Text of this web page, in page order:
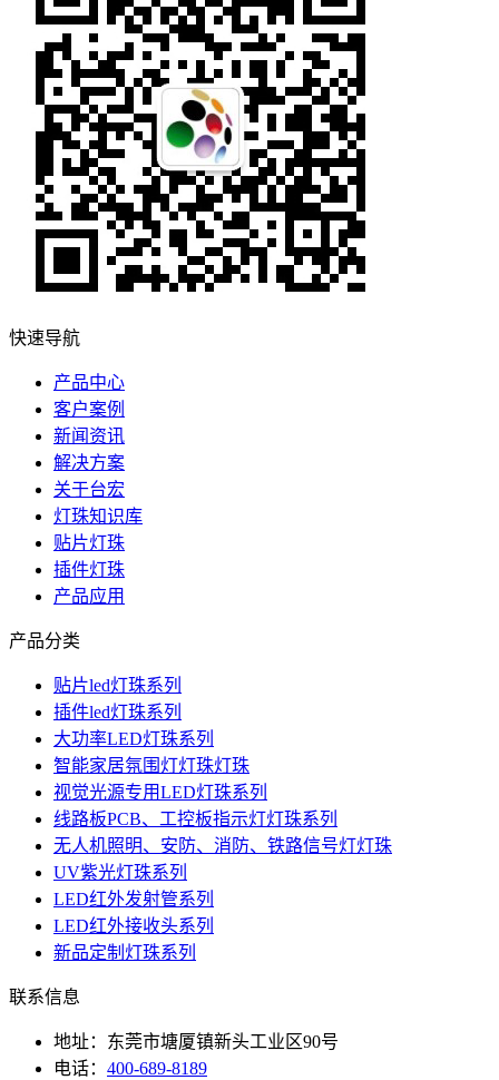
快速导航
产品中心
客户案例
新闻资讯
解决方案
关于台宏
灯珠知识库
贴片灯珠
插件灯珠
产品应用
产品分类
贴片led灯珠系列
插件led灯珠系列
大功率LED灯珠系列
智能家居氛围灯灯珠灯珠
视觉光源专用LED灯珠系列
线路板PCB、工控板指示灯灯珠系列
无人机照明、安防、消防、铁路信号灯灯珠
UV紫光灯珠系列
LED红外发射管系列
LED红外接收头系列
新品定制灯珠系列
联系信息
地址：东莞市塘厦镇新头工业区90号
电话： 400-689-8189